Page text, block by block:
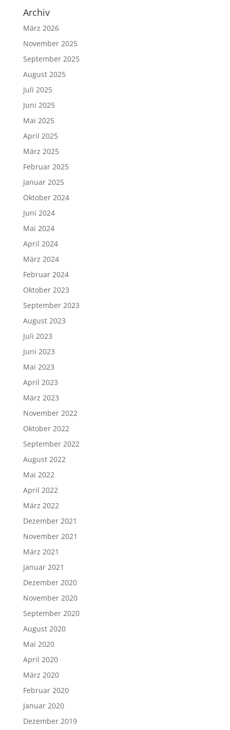
Archiv
März 2026
November 2025
September 2025
August 2025
Juli 2025
Juni 2025
Mai 2025
April 2025
März 2025
Februar 2025
Januar 2025
Oktober 2024
Juni 2024
Mai 2024
April 2024
März 2024
Februar 2024
Oktober 2023
September 2023
August 2023
Juli 2023
Juni 2023
Mai 2023
April 2023
März 2023
November 2022
Oktober 2022
September 2022
August 2022
Mai 2022
April 2022
März 2022
Dezember 2021
November 2021
März 2021
Januar 2021
Dezember 2020
November 2020
September 2020
August 2020
Mai 2020
April 2020
März 2020
Februar 2020
Januar 2020
Dezember 2019